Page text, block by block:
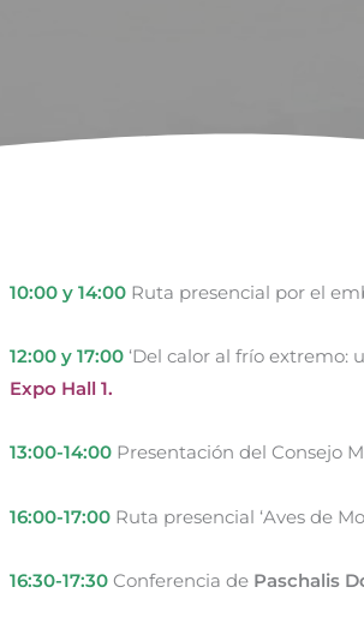
10:00 y 14:00 Ruta presencial por el
12:00 y 17:00 ‘Del calor al frío extremo:
Expo Hall 1.
13:00-14:00 Presentación del Consejo
16:00-17:00 Ruta presencial ‘Aves de
16:30-17:30 Conferencia de Paschalis